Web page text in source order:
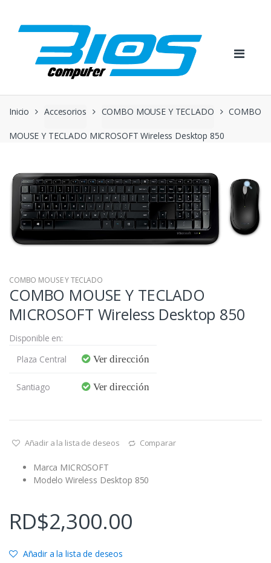
navigation
content
Inicio Accesorios COMBO MOUSE Y TECLADO COMBO
MOUSE Y TECLADO MICROSOFT Wireless Desktop 850
COMBO MOUSE Y TECLADO
COMBO MOUSE Y TECLADO
MICROSOFT Wireless Desktop 850
Disponible en:
Plaza Central
Ver dirección
Santiago Ver dirección
Añadir a la lista de deseos Comparar
Marca MICROSOFT
Modelo Wireless Desktop 850
RD$2,300.00
Añadir a la lista de deseos